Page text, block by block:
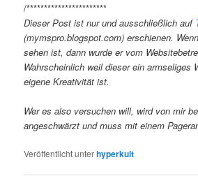
/***********************
Dieser Post ist nur und ausschließlich auf
(mymspro.blogspot.com) erschienen.
sehen ist, dann wurde er vom
Wahrscheinlich weil dieser ein armseliges
eigene Kreativität ist.
Wer es also versuchen will, wird von mir
angeschwärzt und muss mit einem
Veröffentlicht unterhyperkult